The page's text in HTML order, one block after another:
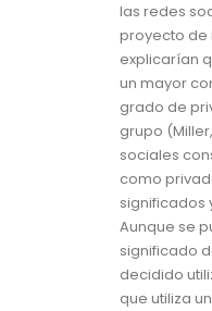
las redes
proyecto de
explicarían
un mayor
grado de
grupo
sociales
como
significados
Aunque se
significado
decidido
que utiliza